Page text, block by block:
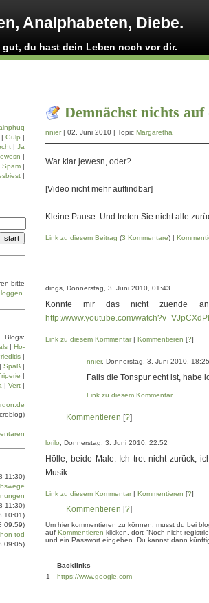
Analphabeten, Diebe.
gut, du hast dein Leben noch vor dir.
Demnächst nichts
nnier| 02. Juni 2010 | Topic Margaretha
War klar jewesn, oder?
[Video nicht mehr auffindbar]
Kleine Pause. Und treten Sie nicht alle
Link zu diesem Beitrag (3 Kommentare) |
dings, Donnerstag, 3. Juni 2010, 01:43
Konnte mir das nicht zuende
http://www.youtube.com/
Link zu diesem Kommentar| Kommentieren [?]
nnier, Donnerstag, 3. Juni 2010, 18:25
Falls die Tonspur echt ist, habe
Link zu diesem Kommentar
Kommentieren [?]
lorilo , Donnerstag, 3. Juni 2010, 22:52
Hölle, beide Male. Ich tret nicht zurück,
Musik.
Link zu diesem Kommentar| Kommentieren [?]
Kommentieren [?]
Um hier kommentieren zu können, musst du bei
auf Kommentieren klicken, dort "Noch nicht
und ein Passwort eingeben. Du kannst dann
Backlinks
1
https://www.google.com
| Gulp |
| Ja
|
Spam |
|
bitte
Blogs:
| Ho­
|
| Spaß |
|
| Vert |
11:30)
11:30)
10:01)
09:59)
tod
09:05)